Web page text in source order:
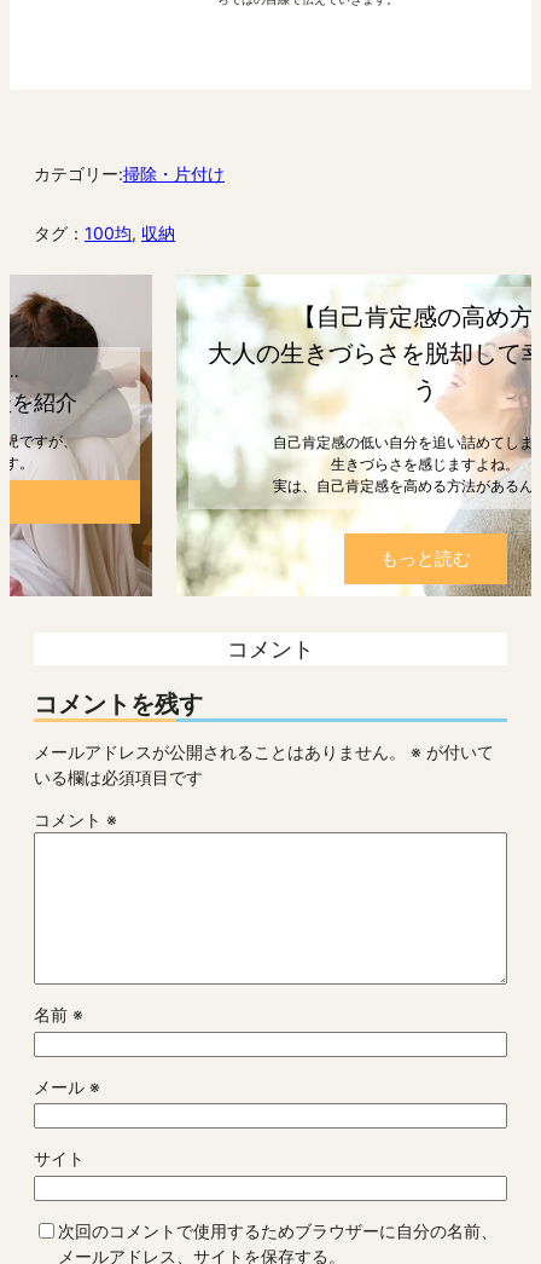
カテゴリー:掃除・片付け
タグ： 100均, 収納
【自己肯定感の高め方】
大人の生きづらさを脱却して幸せになろ
う
自己肯定感の低い自分を追い詰めてしまうと、
生きづらさを感じますよね。
実は、自己肯定感を高める方法があるんです。
もっと読む
コメント
コメントを残す
メールアドレスが公開されることはありません。 ※ が付いて
いる欄は必須項目です
コメント ※
名前 ※
メール ※
サイト
次回のコメントで使用するためブラウザーに自分の名前、
メールアドレス、サイトを保存する。